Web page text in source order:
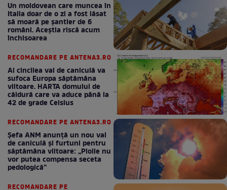
Un moldovean care muncea în
Italia doar de o zi a fost lăsat
să moară pe şantier de 6
români. Aceștia riscă acum
închisoarea
RECOMANDARE PE ANTENA3.RO
Al cincilea val de caniculă va
sufoca Europa săptămâna
viitoare. HARTA domului de
căldură care va aduce până la
42 de grade Celsius
RECOMANDARE PE ANTENA3.RO
Șefa ANM anunță un nou val
de caniculă și furtuni pentru
săptămâna viitoare: „Ploile nu
vor putea compensa seceta
pedologică”
RECOMANDARE PE